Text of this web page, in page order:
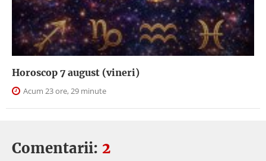
Horoscop 7 august (vineri)
Acum 23 ore, 29 minute
Comentarii: 2